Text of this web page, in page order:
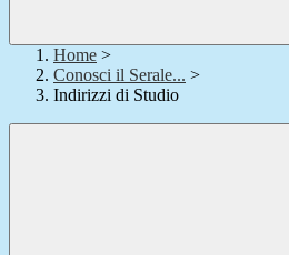
Home >
Conosci il Serale... >
Indirizzi di Studio